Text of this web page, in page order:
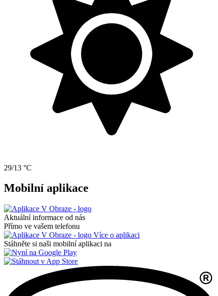
29/13 °C
Mobilní aplikace
Aktuální informace od nás
Přímo ve vašem telefonu
Více o aplikaci
Stáhněte si naši mobilní aplikaci na